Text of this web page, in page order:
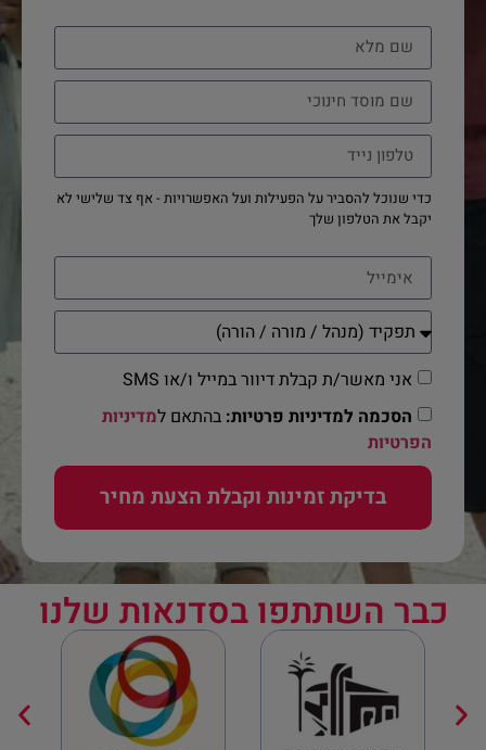
כדי שנוכל להסביר על הפעילות ועל האפשרויות - אף צד שלישי לא
יקבל את הטלפון שלך
אני מאשר/ת קבלת דיוור במייל ו/או SMS
הסכמה למדיניות פרטיות: בהתאם למדיניות
הפרטיות
בדיקת זמינות וקבלת הצעת מחיר
כבר השתתפו בסדנאות שלנו